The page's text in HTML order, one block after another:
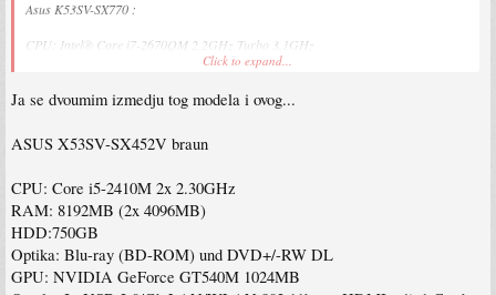
Asus K53SV-SX770 :
CPU: Intel® Core i7-2670QM 2.2GHz Turbo 3.1GHz
HDD: 640GB (5400rpm) SATA II
DISPLAY: 15.6″ HD LED (1366×768)
OSTALO: LAN, WLAN, Webcam 0.3 Mpix, CardReader
BATERIJA: Li-ion (6 ćelija)
TEŽINA: 2.60 kg
GARANCIJA: 24 mjeseca
i cijena mu je 1499 KM za gotovinu. Mislim da je ovo definitivno best buy??
Click to expand...
Ja se dvoumim izmedju tog modela i ovog...
ASUS X53SV-SX452V braun
CPU: Core i5-2410M 2x 2.30GHz
RAM: 8192MB (2x 4096MB)
HDD:750GB
Optika: Blu-ray (BD-ROM) und DVD+/-RW DL
GPU: NVIDIA GeForce GT540M 1024MB